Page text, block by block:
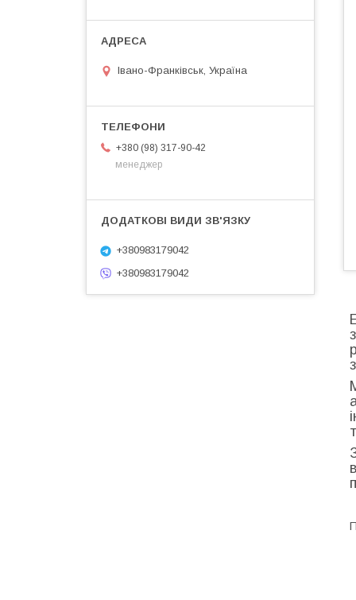
Івано-Франківськ, Україна
+380 (98) 317-90-42
менеджер
+380983179042
+380983179042